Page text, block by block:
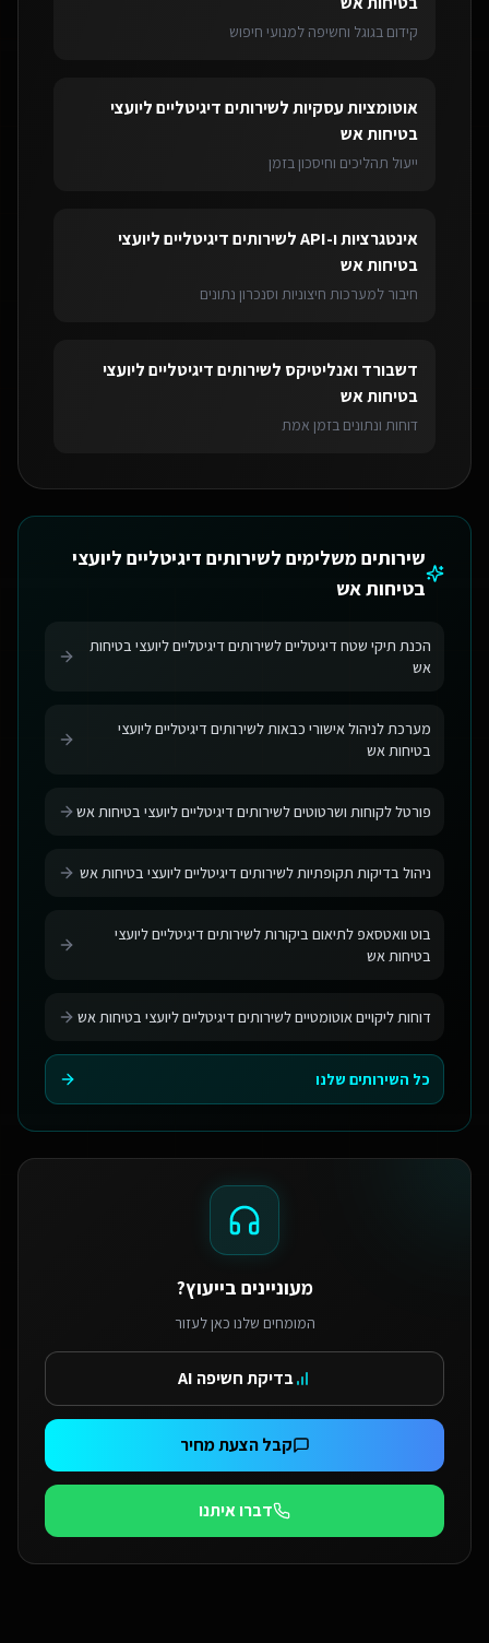
קידום בגוגל וחשיפה למנועי חיפוש
אוטומציות עסקיותלשירותים דיגיטליים ליועצי
בטיחות אש
ייעול תהליכים וחיסכון בזמן
אינטגרציות ו-API לשירותים דיגיטליים ליועצי
בטיחות אש
חיבור למערכות חיצוניות וסנכרון נתונים
דשבורד ואנליטיקס לשירותים דיגיטליים ליועצי
בטיחות אש
דוחות ונתונים בזמן אמת
שירותים משלימים לשירותים דיגיטליים ליועצי
בטיחות אש
הכנת תיקי שטח דיגיטליים לשירותים דיגיטליים ליועצי בטיחות
אש
מערכת לניהול אישורי כבאות לשירותים דיגיטליים ליועצי
בטיחות אש
פורטל לקוחות ושרטוטים לשירותים דיגיטליים ליועצי בטיחות אש
ניהול בדיקות תקופתיות לשירותים דיגיטליים ליועצי בטיחות אש
בוט וואטסאפ לתיאום ביקורות לשירותים דיגיטליים ליועצי
בטיחות אש
דוחות ליקויים אוטומטיים לשירותים דיגיטליים ליועצי בטיחות אש
כל השירותים שלנו
מעוניינים בייעוץ?
המומחים שלנו כאן לעזור
בדיקת חשיפה AI
קבל הצעת מחיר
דברו איתנו